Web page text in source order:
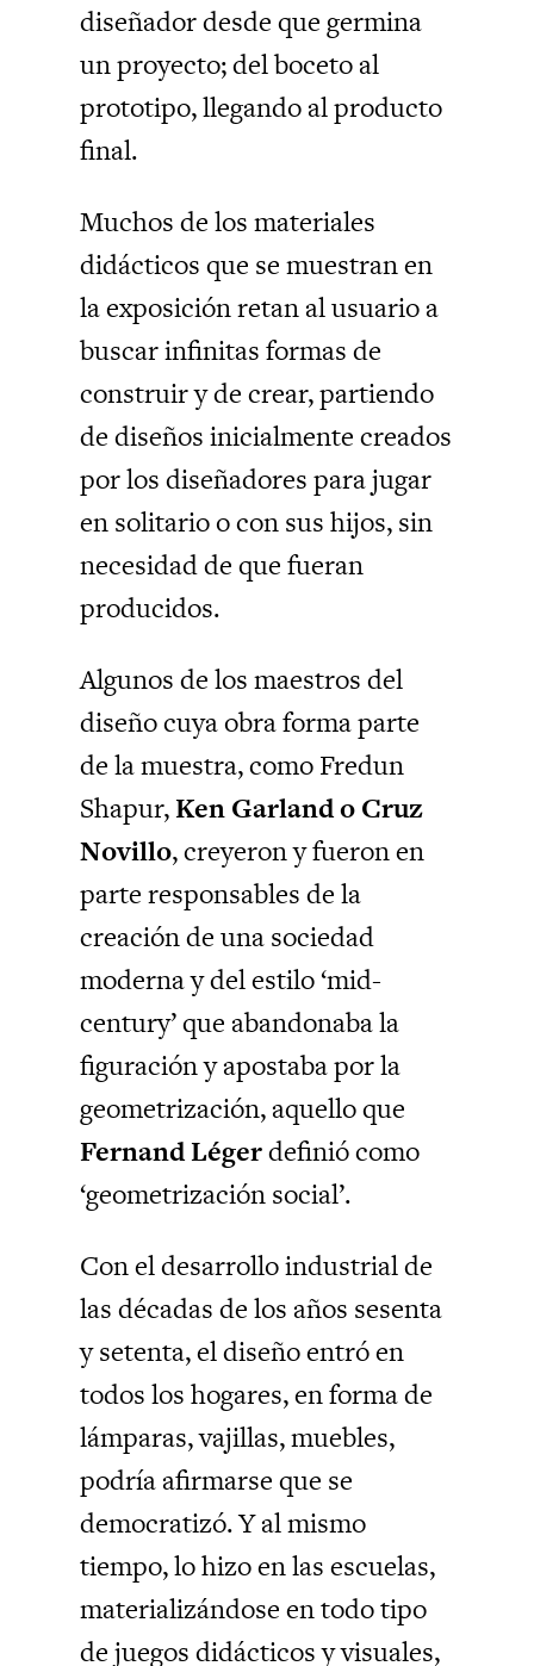
diseñador desde que germina
un proyecto; del boceto al
prototipo, llegando al producto
final.
Muchos de los materiales
didácticos que se muestran en
la exposición retan al usuario a
buscar infinitas formas de
construir y de crear, partiendo
de diseños inicialmente creados
por los diseñadores para jugar
en solitario o con sus hijos, sin
necesidad de que fueran
producidos.
Algunos de los maestros del
diseño cuya obra forma parte
de la muestra, como Fredun
Shapur,Ken Garland o Cruz
Novillo, creyeron y fueron en
parte responsables de la
creación de una sociedad
moderna y del estilo ‘mid-
century’ que abandonaba la
figuración y apostaba por la
geometrización, aquello que
Fernand Légerdefinió como
‘geometrización social’.
Con el desarrollo industrial de
las décadas de los años sesenta
y setenta, el diseño entró en
todos los hogares, en forma de
lámparas, vajillas, muebles,
podría afirmarse que se
democratizó. Y al mismo
tiempo, lo hizo en las escuelas,
materializándose en todo tipo
de juegos didácticos y visuales,